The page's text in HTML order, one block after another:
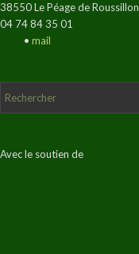
38550 Le Péage de Roussillon
04 74 84 35 01
• mail
Avec le soutien de